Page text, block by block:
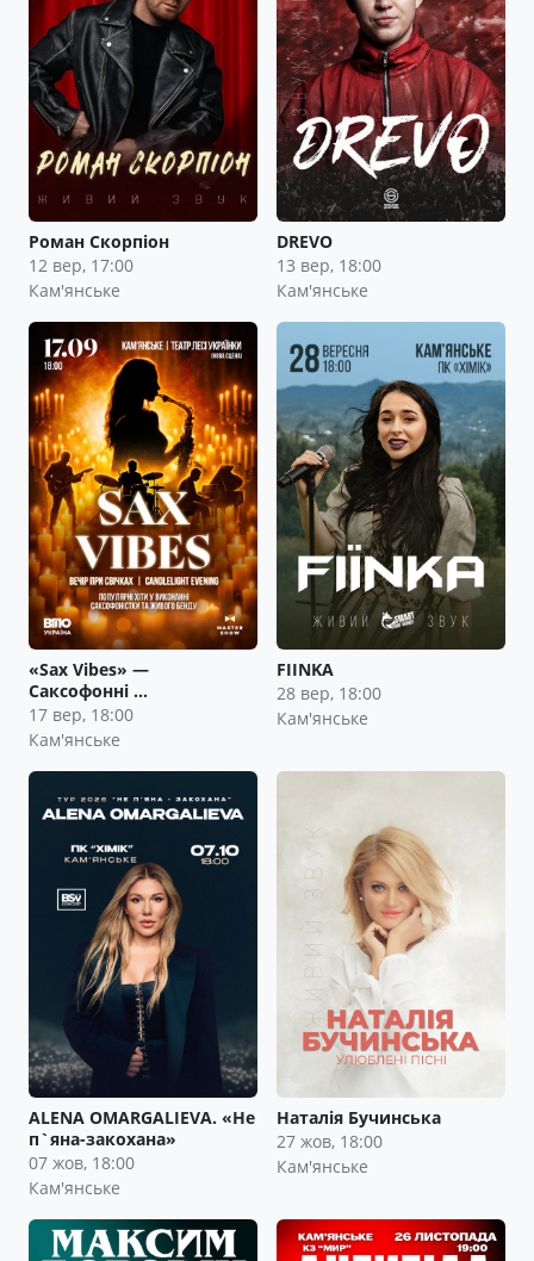
Роман Скорпіон
12 вер, 17:00
Кам'янське
DREVO
13 вер, 18:00
Кам'янське
«Sax Vibes» —
Саксофонні …
17 вер, 18:00
Кам'янське
FIINKA
28 вер, 18:00
Кам'янське
ALENA OMARGALIEVA. «Не
п`яна-закохана»
07 жов, 18:00
Кам'янське
Наталія Бучинська
27 жов, 18:00
Кам'янське